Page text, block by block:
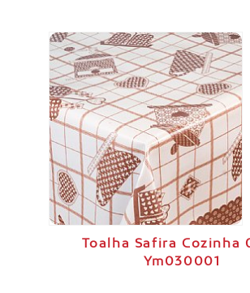
Toalha Safira Cozinha
Ym030001